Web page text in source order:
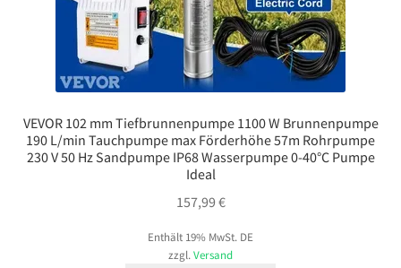
VEVOR 102 mm Tiefbrunnenpumpe 1100 W Brunnenpumpe
190 L/min Tauchpumpe max Förderhöhe 57m Rohrpumpe
230 V 50 Hz Sandpumpe IP68 Wasserpumpe 0-40°C Pumpe
Ideal
157,99 €
Enthält 19% MwSt. DE
zzgl. Versand